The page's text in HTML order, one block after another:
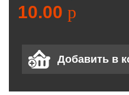
10.00 p